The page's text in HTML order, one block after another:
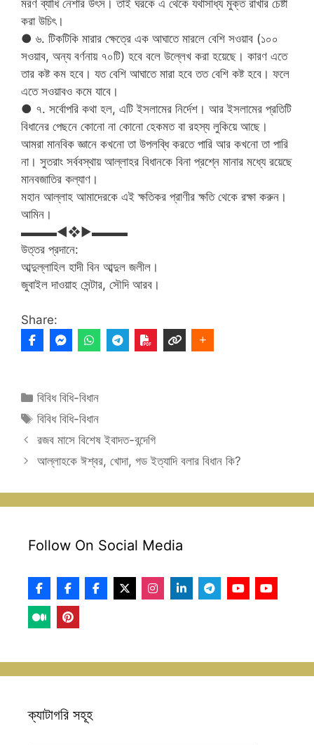
মরণ ব্যাধি নেশার উৎস। তাই ঘরকে এ থেকে যথাসাধ্য মুক্ত রাখার চেষ্টা
করা উচিৎ।
● ৬. টিকটিকি মারার ক্ষেত্রে এক আঘাতে মারলে বেশি সওয়াব (১০০
সওয়াব, অন্য বর্ণনায় ৭০টি) হবে বলে উল্লেখ করা হয়েছে। কারণ এতে
তার কষ্ট কম হবে। যত বেশি আঘাতে মারা হবে তত বেশি কষ্ট হবে। ফলে
এতে সওয়াবও কমে যাবে।
● ৭. সর্বোপরি কথা হল, এটি ইসলামের নির্দেশ। আর ইসলামের প্রতিটি
বিধানের পেছনে কোনো না কোনো হেকমত বা রহস্য লুকিয়ে আছে।
আমরা মানবিক জ্ঞানে কখনো তা উপলব্ধি করতে পারি আর কখনো তা পারি
না। সুতরাং সর্ববস্থায় আল্লাহর বিধানকে বিনা প্রশ্নে মানার মধ্যে রয়েছে
মানবজাতির কল্যাণ।
মহান আল্লাহ আমাদেরকে এই ক্ষতিকর প্রাণীর ক্ষতি থেকে রক্ষা করুন।
আমিন।
▬▬▬◄❖►▬▬▬
উত্তর প্রদানে:
আব্দুল্লাহিল হাদী বিন আব্দুল জলীল।
জুবাইল দাওয়াহ সেন্টার, সৌদি আরব।
Share:
Categories
বিবিধ বিধি-বিধান
Tags
বিবিধ বিধি-বিধান
রজব মাসে বিশেষ ইবাদত-বন্দেগি
আল্লাহকে ঈশ্বর, খোদা, গড ইত্যাদি বলার বিধান কি?
Follow On Social Media
ক্যাটাগরি সহূহ